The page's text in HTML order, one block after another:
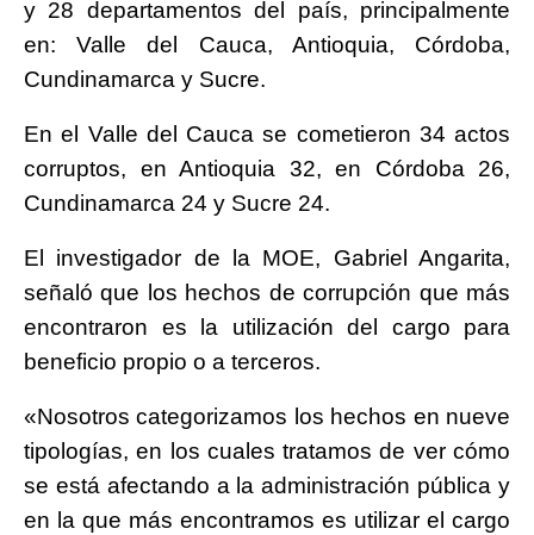
y 28 departamentos del país, principalmente
en: Valle del Cauca, Antioquia, Córdoba,
Cundinamarca y Sucre.
En el Valle del Cauca se cometieron 34 actos
corruptos, en Antioquia 32, en Córdoba 26,
Cundinamarca 24 y Sucre 24.
El investigador de la MOE, Gabriel Angarita,
señaló que los hechos de corrupción que más
encontraron es la utilización del cargo para
beneficio propio o a terceros.
«Nosotros categorizamos los hechos en nueve
tipologías, en los cuales tratamos de ver cómo
se está afectando a la administración pública y
en la que más encontramos es utilizar el cargo